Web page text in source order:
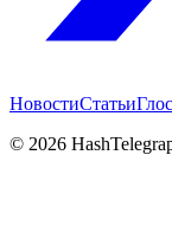
НовостиСтатьи
© 2026